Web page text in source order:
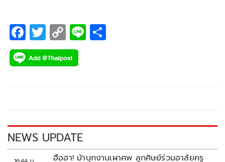
F
ac
e
k
T
wi
tt
C
o
p
k
Li
NEWS UPDATE
ฮือฮา! ม้าบุกงานเผาศพ ลูกศิษย์ร่วมอาลัยครู